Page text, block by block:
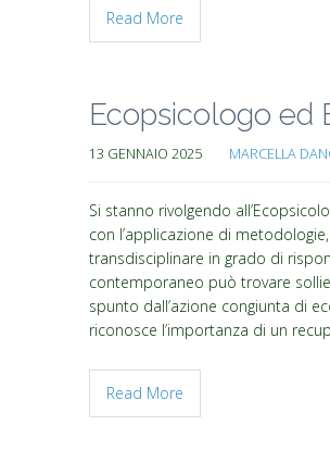
Read More
Ecopsicologo ed
13 GENNAIO 2025 MARCELLA
Si stanno rivolgendo
con l’applicazione di
transdisciplinare in grado di
contemporaneo può trovare
spunto dall’azione congiunta di
riconosce l’importanza di un
Read More